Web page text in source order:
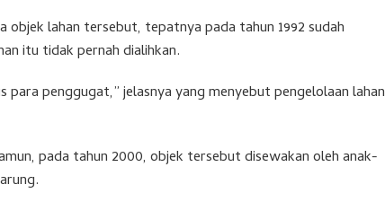
lahan tersebut, tepatnya pada tahun 1992 sudah
itu tidak pernah dialihkan.
para penggugat,” jelasnya yang menyebut pengelolaan lahan
pada tahun 2000, objek tersebut disewakan oleh anak-